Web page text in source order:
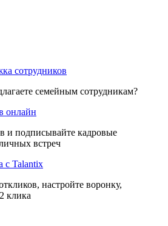
сотрудников
семейным сотрудникам?
онлайн
и подписывайте кадровые
встреч
с Talantix
настройте воронку,
клика